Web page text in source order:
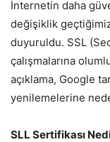
İnternetin daha
değişiklik
duyuruldu. SSL
çalışmalarına
açıklama, Google
yenilemelerine
SLL Sertifikası